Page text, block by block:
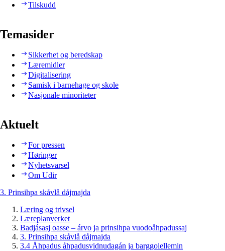
Tilskudd
Temasider
Sikkerhet og beredskap
Læremidler
Digitalisering
Samisk i barnehage og skole
Nasjonale minoriteter
Aktuelt
For pressen
Høringer
Nyhetsvarsel
Om Udir
3. Prinsihpa skåvlå dåjmajda
Læring og trivsel
Læreplanverket
Badjásasj oasse – árvo ja prinsihpa vuodoåhpadussaj
3. Prinsihpa skåvlå dåjmajda
3.4 Åhpadus åhpadusvidnudagán ja barggoiellemin